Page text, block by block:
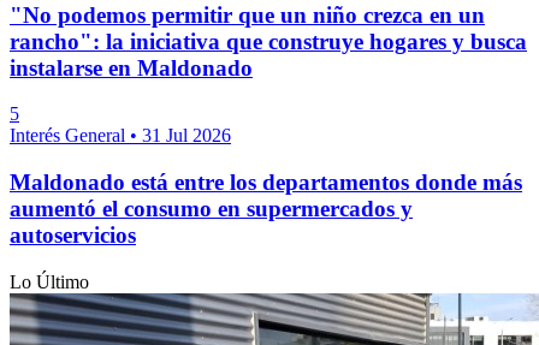
"No podemos permitir que un niño crezca en un
rancho": la iniciativa que construye hogares y busca
instalarse en Maldonado
5
Interés General • 31 Jul 2026
Maldonado está entre los departamentos donde más
aumentó el consumo en supermercados y
autoservicios
Lo Último